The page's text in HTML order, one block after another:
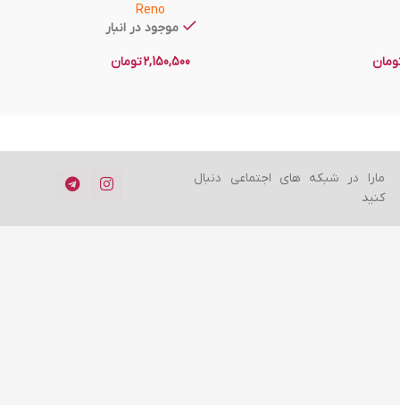
Reno
موجود در انبار
2,150,500تومان
مارا در شبکه های اجتماعی دنبال
کنید